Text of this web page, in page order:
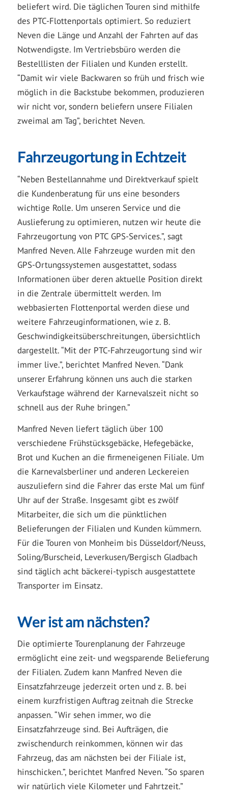
beliefert wird. Die täglichen Touren sind mithilfe
des PTC-Flottenportals optimiert. So reduziert
Neven die Länge und Anzahl der Fahrten auf das
Notwendigste. Im Vertriebsbüro werden die
Bestelllisten der Filialen und Kunden erstellt.
“Damit wir viele Backwaren so früh und frisch wie
möglich in die Backstube bekommen, produzieren
wir nicht vor, sondern beliefern unsere Filialen
zweimal am Tag”, berichtet Neven.
Fahrzeugortung in Echtzeit
“Neben Bestellannahme und Direktverkauf spielt
die Kundenberatung für uns eine besonders
wichtige Rolle. Um unseren Service und die
Auslieferung zu optimieren, nutzen wir heute die
Fahrzeugortung von PTC GPS-Services.”, sagt
Manfred Neven. Alle Fahrzeuge wurden mit den
GPS-Ortungssystemen ausgestattet, sodass
Informationen über deren aktuelle Position direkt
in die Zentrale übermittelt werden. Im
webbasierten Flottenportal werden diese und
weitere Fahrzeuginformationen, wie z. B.
Geschwindigkeitsüberschreitungen, übersichtlich
dargestellt. “Mit der PTC-Fahrzeugortung sind wir
immer live.”, berichtet Manfred Neven. “Dank
unserer Erfahrung können uns auch die starken
Verkaufstage während der Karnevalszeit nicht so
schnell aus der Ruhe bringen.”
Manfred Neven liefert täglich über 100
verschiedene Frühstücksgebäcke, Hefegebäcke,
Brot und Kuchen an die firmeneigenen Filiale. Um
die Karnevalsberliner und anderen Leckereien
auszuliefern sind die Fahrer das erste Mal um fünf
Uhr auf der Straße. Insgesamt gibt es zwölf
Mitarbeiter, die sich um die pünktlichen
Belieferungen der Filialen und Kunden kümmern.
Für die Touren von Monheim bis Düsseldorf/Neuss,
Soling/Burscheid, Leverkusen/Bergisch Gladbach
sind täglich acht bäckerei-typisch ausgestattete
Transporter im Einsatz.
Wer ist am nächsten?
Die optimierte Tourenplanung der Fahrzeuge
ermöglicht eine zeit- und wegsparende Belieferung
der Filialen. Zudem kann Manfred Neven die
Einsatzfahrzeuge jederzeit orten und z. B. bei
einem kurzfristigen Auftrag zeitnah die Strecke
anpassen. “Wir sehen immer, wo die
Einsatzfahrzeuge sind. Bei Aufträgen, die
zwischendurch reinkommen, können wir das
Fahrzeug, das am nächsten bei der Filiale ist,
hinschicken.”, berichtet Manfred Neven. “So sparen
wir natürlich viele Kilometer und Fahrtzeit.”